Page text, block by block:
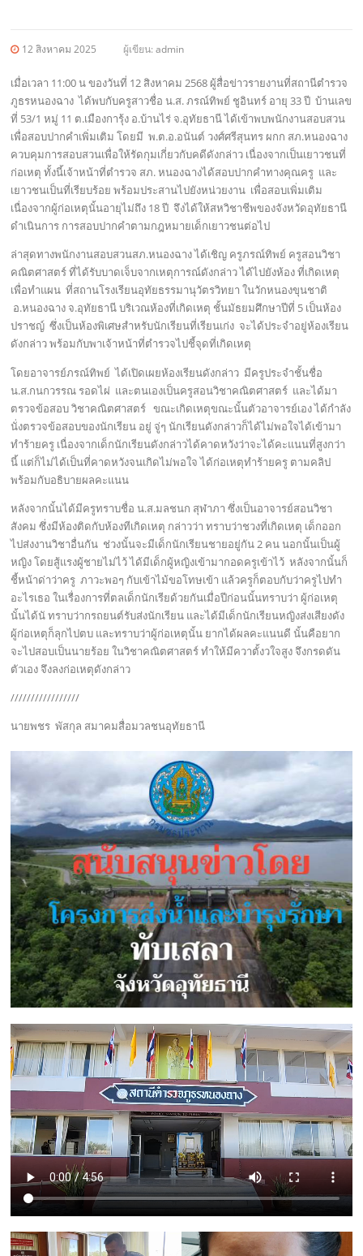
12 สิงหาคม 2025 ผู้เขียน:admin
เมื่อเวลา 11:00 น ของวันที่ 12 สิงหาคม 2568 ผู้สื่อข่าวรายงานที่สถานีตำรวจ
ภูธรหนองฉาง ได้พบกับครูสาวชื่อ น.ส. ภรณ์ทิพย์ ชูอินทร์ อายุ 33 ปี บ้านเลข
ที่ 53/1 หมู่ 11 ต.เมืองการุ้ง อ.บ้านไร่ จ.อุทัยธานี ได้เข้าพบพนักงานสอบสวน
เพื่อสอบปากคำเพิ่มเติม โดยมี พ.ต.อ.อนันต์ วงศ์ศรีสุนทร ผกก สภ.หนองฉาง
ควบคุมการสอบสวนเพื่อให้รัดกุมเกี่ยวกับคดีดังกล่าว เนื่องจากเป็นเยาวชนที่
ก่อเหตุ ทั้งนี้เจ้าหน้าที่ตำรวจ สภ. หนองฉางได้สอบปากคำทางคุณครู และ
เยาวชนเป็นที่เรียบร้อย พร้อมประสานไปยังหน่วยงาน เพื่อสอบเพิ่มเติม
เนื่องจากผู้ก่อเหตุนั้นอายุไม่ถึง 18 ปี จึงได้ให้สหวิชาชีพของจังหวัดอุทัยธานี
ดำเนินการ การสอบปากคำตามกฎหมายเด็กเยาวชนต่อไป
ล่าสุดทางพนักงานสอบสวนสภ.หนองฉาง ได้เชิญ ครูภรณ์ทิพย์ ครูสอนวิชา
คณิตศาสตร์ ที่ได้รับบาดเจ็บจากเหตุการณ์ดังกล่าว ได้ไปยังห้อง ที่เกิดเหตุ
เพื่อทำแผน ที่สถานโรงเรียนอุทัยธรรมานุวัตรวิทยา ในวักหนองขุนชาติ
อ.หนองฉาง จ.อุทัยธานี บริเวณห้องที่เกิดเหตุ ชั้นมัธยมศึกษาปีที่ 5 เป็นห้อง
ปราชญ์ ซึ่งเป็นห้องพิเศษสำหรับนักเรียนที่เรียนเก่ง จะได้ประจำอยู่ห้องเรียน
ดังกล่าว พร้อมกับพาเจ้าหน้าที่ตำรวจไปชี้จุดที่เกิดเหตุ
โดยอาจารย์ภรณ์ทิพย์ ได้เปิดเผยห้องเรียนดังกล่าว มีครูประจำชั้นชื่อ
น.ส.กนกวรรณ รอดไผ่ และตนเองเป็นครูสอนวิชาคณิตศาสตร์ และได้มา
ตรวจข้อสอบ วิชาคณิตศาสตร์ ขณะเกิดเหตุขณะนั้นตัวอาจารย์เอง ได้กำลัง
นั่งตรวจข้อสอบของนักเรียน อยู่ จู่ๆ นักเรียนดังกล่าวก็ได้ไม่พอใจได้เข้ามา
ทำร้ายครู เนื่องจากเด็กนักเรียนดังกล่าวได้คาดหวังว่าจะได้คะแนนที่สูงกว่า
นี้ แต่ก็ไม่ได้เป็นที่คาดหวังจนเกิดไม่พอใจ ได้ก่อเหตุทำร้ายครู ตามคลิป
พร้อมกับอธิบายผลคะแนน
หลังจากนั้นได้มีครูทราบชื่อ น.ส.มลชนก สุฬาภา ซึ่งเป็นอาจารย์สอนวิชา
สังคม ซึ่งมีห้องติดกับห้องทีเกิดเหตุ กล่าวว่า ทราบว่าชวงที่เกิดเหตุ เด็กออก
ไปส่งงานวิชาอื่นกัน ช่วงนั้นจะมีเด็กนักเรียนชายอยู่กัน 2 คน นอกนั้นเป็นผู้
หญิง โดยสู้แรงผู้ชายไม่ไว้ ได้มีเด็กผู้หญิงเข้ามากอดครูเข้าไว้ หลังจากนั้นก็
ชี้หน้าด่าว่าครู ภาวะพอๆ กับเข้าไม้ขอโทษเข้า แล้วครูก็ตอบกับว่าครูไปทำ
อะไรเธอ ในเรื่องการที่ตลเด็กนักเรียด้วยกันเมื่อปีก่อนนั้นทราบว่า ผู้ก่อเหตุ
นั้นได้นั ทราบว่ากรถยนต์รับส่งนักเรียน และได้มีเด็กนักเรียนหญิงส่งเสียงดัง
ผู้ก่อเหตุก็ลุกไปตบ และทราบว่าผู้ก่อเหตุนั้น ยากได้ผลคะแนนดี นั้นคือยาก
จะไปสอบเป็นนายร้อย ในวิชาคณิตศาสตร์ ทำให้มีควาตั้งวใจสูง จึงกรดดัน
ตัวเอง จึงลงก่อเหตุดังกล่าว
/////////////////
นายพชร พัสกุล สมาคมสื่อมวลชนอุทัยธานี